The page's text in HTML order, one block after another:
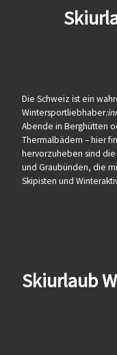
Die Schweiz ist ein
Wintersportliebhaber
Abende in Berghütten
Thermalbädern – hier
hervorzuheben sind
und Graubünden, die
Skipisten und
Skiurlaub